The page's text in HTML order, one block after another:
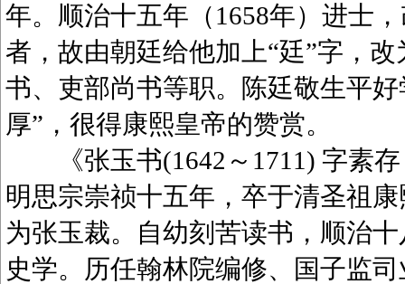
年。顺治十五年（1658年）进士
者，故由朝廷给他加上“廷”字，
书、吏部尚书等职。陈廷敬生平
厚”，很得康熙皇帝的赞赏。
《张玉书(1642～1711) 字素存
明思宗崇祯十五年，卒于清圣祖
为张玉裁。自幼刻苦读书，顺治
史学。历任翰林院编修、国子监